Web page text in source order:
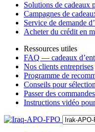
Solutions de
Campagnes de
Service de demande
Acheter du crédit en
Ressources utiles
FAQ — cadeaux
Nos clients entreprises
Programme de
Conseils pour
Passer des
Instructions vidéo